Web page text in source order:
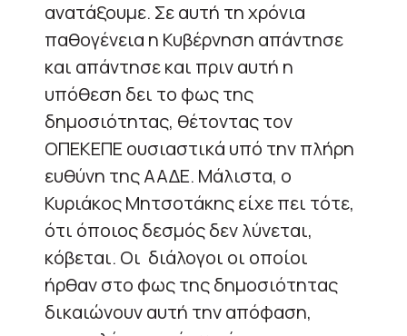
ανατάξουμε. Σε αυτή τη χρόνια
παθογένεια η Κυβέρνηση απάντησε
και απάντησε και πριν αυτή η
υπόθεση δει το φως της
δημοσιότητας, θέτοντας τον
ΟΠΕΚΕΠΕ ουσιαστικά υπό την πλήρη
ευθύνη της ΑΑΔΕ. Μάλιστα, ο
Κυριάκος Μητσοτάκης είχε πει τότε,
ότι όποιος δεσμός δεν λύνεται,
κόβεται. Οι διάλογοι οι οποίοι
ήρθαν στο φως της δημοσιότητας
δικαιώνουν αυτή την απόφαση,